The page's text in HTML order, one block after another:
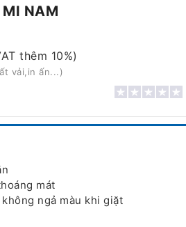
NAM
thêm 10%)
vải,in ấn...)
mát
ngả màu khi giặt